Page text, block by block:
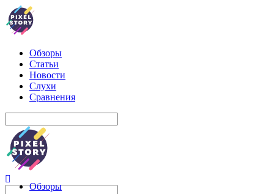
Обзоры
Статьи
Новости
Слухи
Сравнения
Обзоры